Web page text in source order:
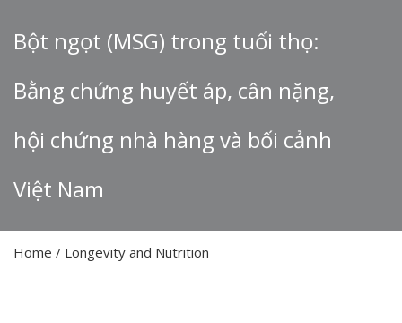
Bột ngọt (MSG) trong tuổi thọ:
Bằng chứng huyết áp, cân nặng,
hội chứng nhà hàng và bối cảnh
Việt Nam
Home / Longevity and Nutrition